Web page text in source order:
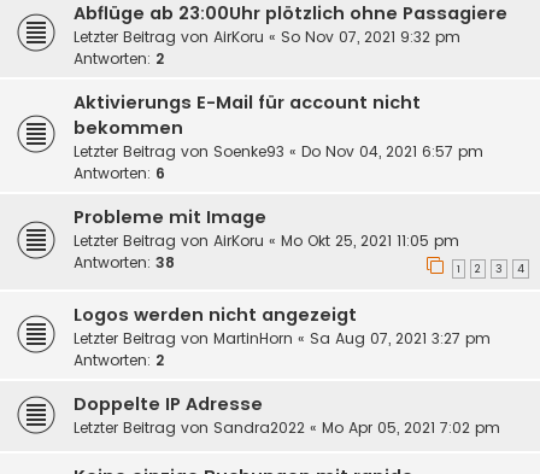
Abflüge ab 23:00Uhr plötzlich ohne Passagiere
Letzter Beitrag von AirKoru « So Nov 07, 2021 9:32 pm
Antworten: 2
Aktivierungs E-Mail für account nicht
bekommen
Letzter Beitrag von Soenke93 « Do Nov 04, 2021 6:57 pm
Antworten: 6
Probleme mit Image
Letzter Beitrag von AirKoru « Mo Okt 25, 2021 11:05 pm
Antworten: 38 1 2 3 4
Logos werden nicht angezeigt
Letzter Beitrag von MartinHorn « Sa Aug 07, 2021 3:27 pm
Antworten: 2
Doppelte IP Adresse
Letzter Beitrag von Sandra2022 « Mo Apr 05, 2021 7:02 pm